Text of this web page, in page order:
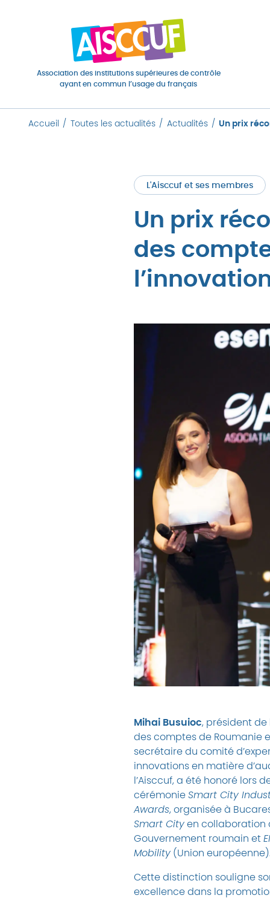
Association des institutions supérieures de contrôle
ayant en commun l’usage du français
Accueil Toutes les actualités Actualités Un prix
L'Aisccuf et ses membres
Un prix
des
Mihai Busuioc, président de
des comptes de Roumanie
secrétaire du comité
innovations en matière
l’Aisccuf, a été honoré lors
cérémonie Smart City
Awards, organisée à
Smart City en collaboration
Gouvernement roumain et
Mobility (Union
Cette distinction souligne
excellence dans la